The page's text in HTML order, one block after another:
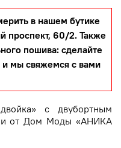
в нашем бутике
проспект, 60/2. Также
пошива: сделайте
и мы свяжемся с вами
с двубортным
от Дом Моды «АНИКА